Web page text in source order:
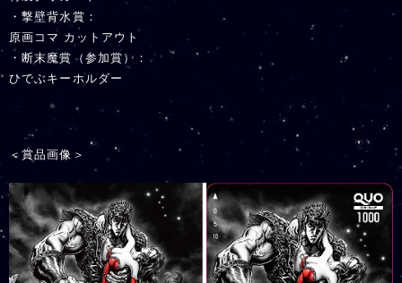
・撃壁背水賞：
原画コマ カットアウト
・断末魔賞（参加賞）：
ひでぶキーホルダー
＜賞品画像＞